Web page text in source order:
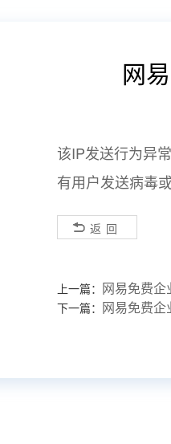
网
该IP发送行为异
有用户发送病毒
返回
上一篇： 网易免费
下一篇： 网易免费企